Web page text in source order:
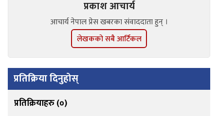
प्रकाश आचार्य
आचार्य नेपाल प्रेस खबरका संवाददाता हुन् ।
लेखकको सबै आर्टिकल
प्रतिक्रिया दिनुहोस्
प्रतिक्रियाहरु (०)